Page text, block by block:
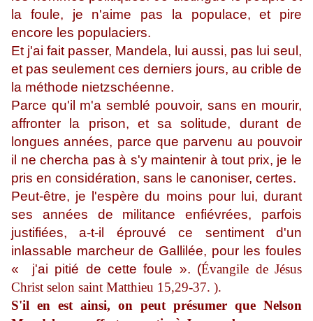
la foule, je n'aime pas la populace, et pire
encore les populaciers.
Et j'ai fait passer, Mandela, lui aussi, pas lui seul,
et pas seulement ces derniers jours, au crible de
la méthode nietzschéenne.
Parce qu'il m'a semblé pouvoir, sans en mourir,
affronter la prison, et sa solitude, durant de
longues années, parce que parvenu au pouvoir
il ne chercha pas à s'y maintenir à tout prix, je le
pris en considération, sans le canoniser, certes.
Peut-être, je l'espère du moins pour lui, durant
ses années de militance enfiévrées, parfois
justifiées, a-t-il éprouvé ce sentiment d'un
inlassable marcheur de Gallilée, pour les foules
« j'ai pitié de cette foule ». (Évangile de Jésus
Christ selon saint Matthieu 15,29-37. ).
S'il en est ainsi, on peut présumer que Nelson